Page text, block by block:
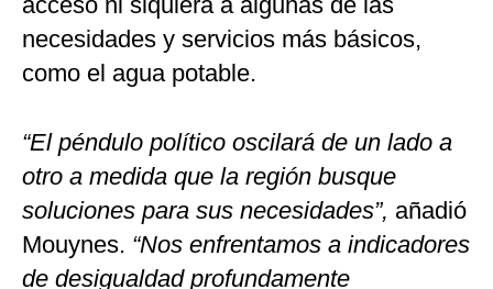
necesidades y servicios más básicos,
como el agua potable.
“El péndulo político oscilará de un lado a
otro a medida que la región busque
soluciones para sus necesidades”, añadió
Mouynes. “Nos enfrentamos a indicadores
de desigualdad profundamente